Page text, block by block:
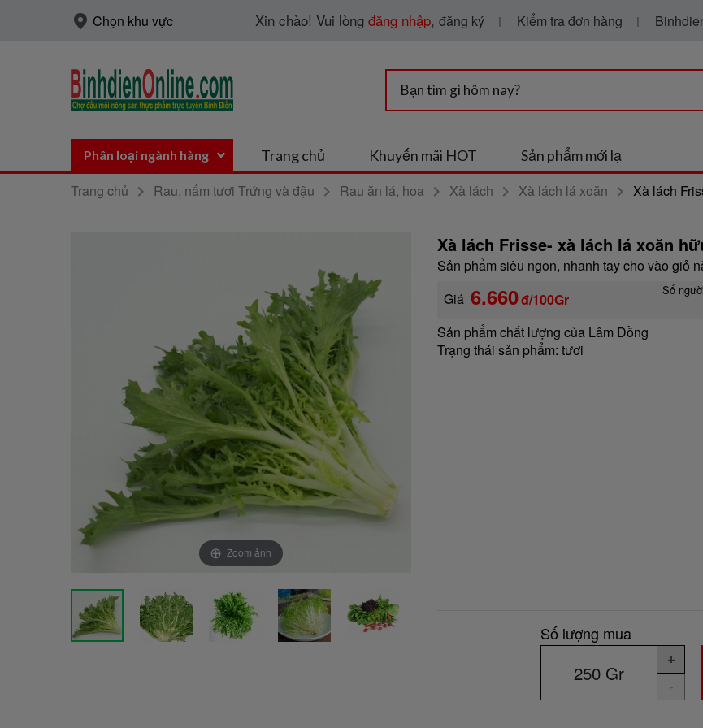
Chọn khu vực Xin chào! Vui lòng đăng nhập, đăng ký Kiểm tra đơn hàng
Phân loại ngành hàng Trang chủ Khuyến mãi HOT Sản phẩm mới lạ
Trang chủ Rau, nấm tươi Trứng và đậu Rau ăn lá, hoa Xà lách Xà lách lá xoăn Xà lách
Zoom ảnh
Xà lách Frisse- xà lách lá xoăn
Sản phẩm siêu ngon, nhanh tay cho vào giỏ
Giá 6.660đ/100Gr
Số
Sản phẩm chất lượng của Lâm Đồng
Trạng thái sản phẩm: tươi
Số lượng mua
+
-